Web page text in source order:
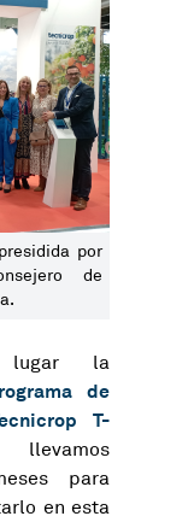
por
de
lugar la
de
T-
para
en esta